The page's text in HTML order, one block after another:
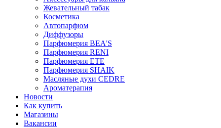
Жевательный табак
Косметика
Автопарфюм
Диффузоры
Парфюмерия BEA'S
Парфюмерия RENI
Парфюмерия ETE
Парфюмерия SHAIK
Масляные духи CEDRE
Ароматерапия
Новости
Как купить
Магазины
Вакансии